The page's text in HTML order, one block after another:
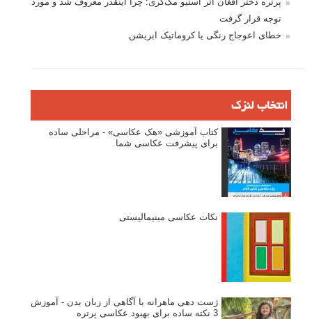
توجه قرار گرفت
خطای اعوجاج رنگی یا کروماتیک ابریشن
انتخاب لنزک
کتاب آموزشی «هک عکاسی» - مراحلی ساده
برای پیشرفت عکاسی شما
نکات عکاسی مینیمالیستی
ژست دهی ماهرانه با آگاهی از زبان بدن - آموزش
3 نکته ساده برای بهبود عکاسی پرتره